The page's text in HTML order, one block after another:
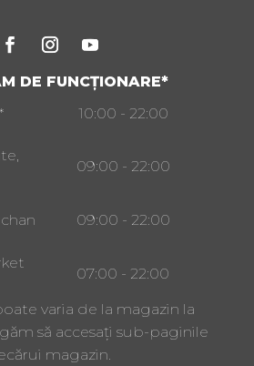
DE FUNCȚIONARE*
10:00 - 22:00
09:00 - 22:00
09:00 - 22:00
07:00 - 22:00
varia de la magazin la
să accesați sub-paginile
magazin.